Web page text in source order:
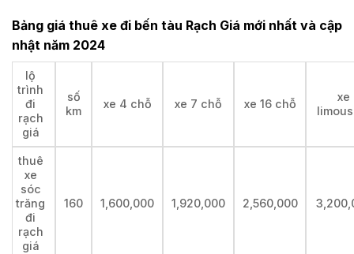
Bảng giá thuê xe đi bến tàu Rạch Giá mới nhất và cập
nhật năm 2024
lộ
trình
đi
rạch
giá
số
km
xe 4 chỗ xe 7 chỗ xe 16 chỗ
xe
thuê
xe
sóc
trăng
đi
rạch
giá
160 1,600,000 1,920,000 2,560,000